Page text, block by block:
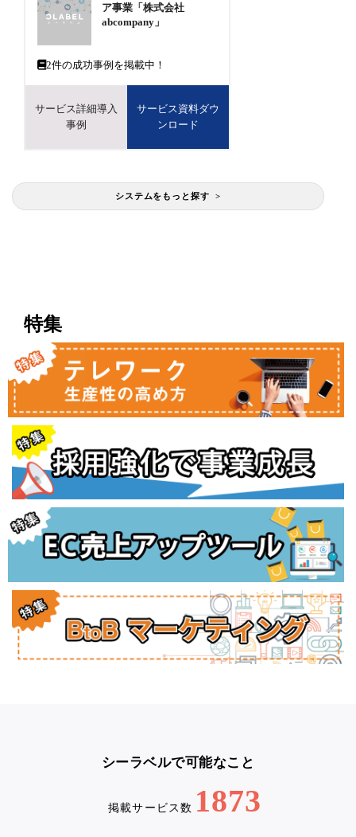
ア事業「株式会社
abcompany」
2件の成功事例を掲載中！
サービス詳細導入
事例
サービス資料ダウ
ンロード
システムをもっと探す >
特集
シーラベルで可能なこと
掲載サービス数 1873